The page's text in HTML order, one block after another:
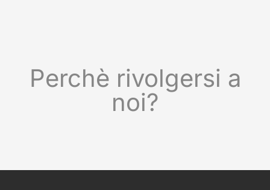
Perchè rivolgersi a
noi?